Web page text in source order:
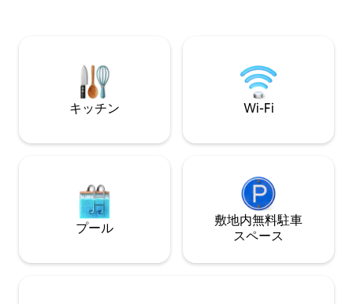
い、スキー、ハイキング、サイクリン
グ、アルゴイアルプス...
キッチン Wi-Fi
プール
敷地内無料駐⁠車
ス⁠ペ⁠ー⁠ス